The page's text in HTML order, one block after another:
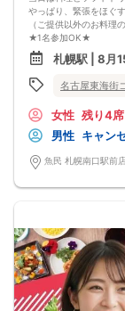
やっぱり、緊張をほぐ
（ご提供以外のお料理
★1名参加OK★
他の1名参加の方とペア
基本的には２：２のグ
（１：１でのトークは
★プロフィールカード
なんてことは絶対あり
プロフィールカードを
★完全着席型・連絡先
完全着席型で席替えは
席替えの５分前には連
1. ２名様以上でのご参
2. 服装の指定はござい
れています。
3. 開催判断はイベント
なりますが、当日に参
回った場合、一切返金
札幌駅 | 8月
名古屋東海街
女性 残り4席
男性 キャン
魚民 札幌南口駅前